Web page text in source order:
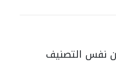
نفس التصنيف